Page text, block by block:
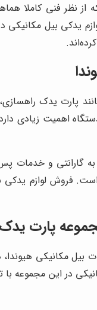
از نظر فنی
بیل مکانیکی
پارت یدک
اهمیت زیادی
به گارانتی و
فروش لوازم یدکی
پارت
مکانیکی
در این